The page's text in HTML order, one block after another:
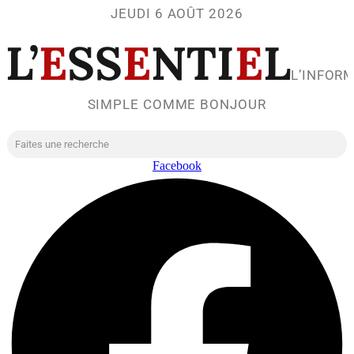
JEUDI 6 AOÛT 2026
L’ESSENTIEL
SIMPLE COMME BONJOUR
Facebook